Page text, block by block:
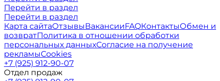
Перейти в раздел
Перейти в раздел
Карта сайтаОтзывыВакансииFAQКонтактыОбмен и
возвратПолитика в отношении обработки
персональных данныхСогласие на получение
рекламыCookies
+7 (925) 912-90-07
Отдел продаж